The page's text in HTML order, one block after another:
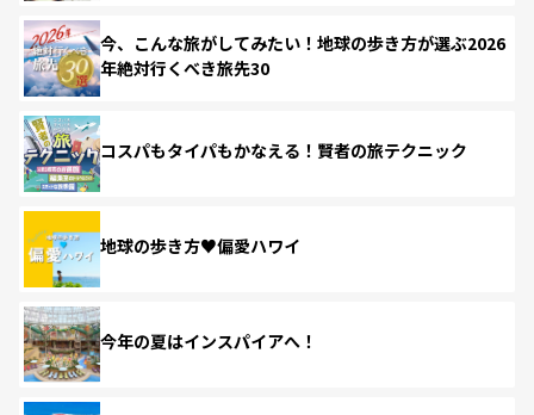
今、こんな旅がしてみたい！地球の歩き方が選ぶ2026
年絶対行くべき旅先30
コスパもタイパもかなえる！賢者の旅テクニック
地球の歩き方♥偏愛ハワイ
今年の夏はインスパイアへ！